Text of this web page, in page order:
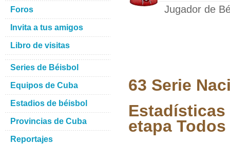
Jugador de
63 Serie
etapa
Foros
Invita a tus amigos
Libro de visitas
Series de Béisbol
Equipos de Cuba
Estadios de béisbol
Provincias de Cuba
Reportajes